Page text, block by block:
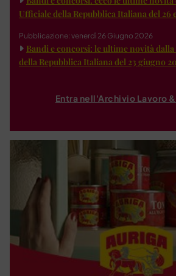
Ufficiale della Repubblica Italiana del 26
Pubblicazione: venerdì 26 Giugno 2026
Bandi e concorsi: le ultime novità
della Repubblica Italiana del 23 giugno
Entra nell'Archivio Lavoro